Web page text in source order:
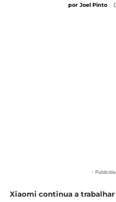
por Joel Pinto
-
Xiaomi continua a trabalhar